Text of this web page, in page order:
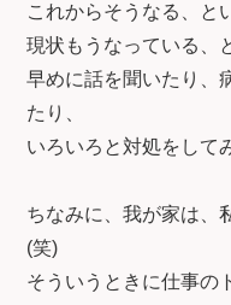
これからそうなる、と
現状もうなっている、
早めに話を聞いたり、
たり、
いろいろと対処をして
ちなみに、我が家は、
(笑)
そういうときに仕事の